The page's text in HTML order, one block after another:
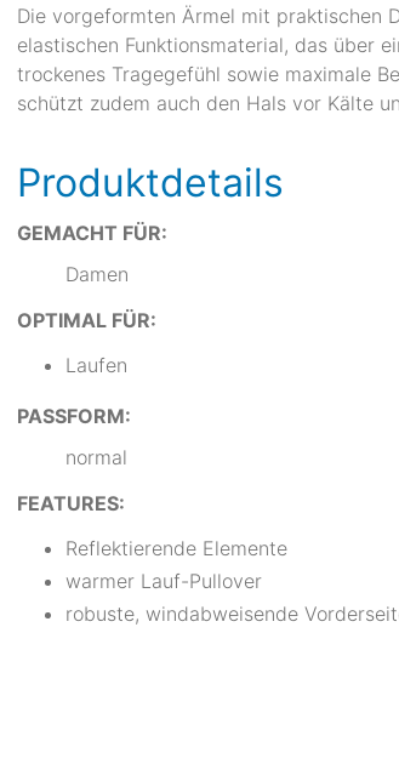
Die vorgeformten Ärmel mit praktischen
elastischen Funktionsmaterial, das über
trockenes Tragegefühl sowie maximale
schützt zudem auch den Hals vor Kälte
Produktdetails
GEMACHT FÜR:
Damen
OPTIMAL FÜR:
Laufen
PASSFORM:
normal
FEATURES:
Reflektierende Elemente
warmer Lauf-Pullover
robuste, windabweisende